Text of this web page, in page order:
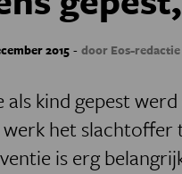
2015 - door Eos-redactie
als kind gepest
het slachtoffer
is erg